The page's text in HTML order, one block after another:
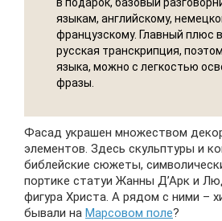
языкам, английскому,
французскому. Главный плюс
русская транскрипция,
языка, можно с легкостью
фразы.
Фасад украшен множеством
элементов. Здесь скульптуры и
библейские сюжеты,
портике статуи Жанны Д’Арк и
фигура Христа. А рядом с ними –
бывали на Марсовом поле?